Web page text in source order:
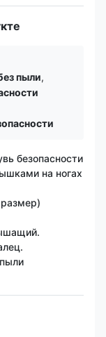
пыли,
безопасности
на ногах